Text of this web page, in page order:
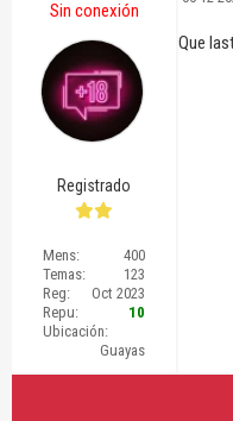
Sin conexión
Registrado
Mens:
400
Temas:
123
Reg:
Oct 2023
Repu:
10
Ubicación:
Guayas
Que